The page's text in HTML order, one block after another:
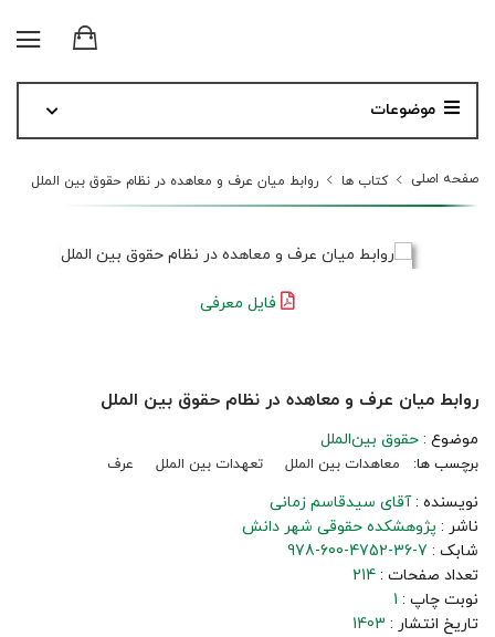
موضوعات
صفحه اصلی کتاب ها روابط میان عرف و معاهده در نظام حقوق بین الملل
فایل معرفی
روابط میان عرف و معاهده در نظام حقوق بین الملل
موضوع : حقوق بین‌الملل
برچسب ها: معاهدات بین الملل تعهدات بین الملل عرف
نویسنده :آقای سیدقاسم زمانی
ناشر : پژوهشکده حقوقی شهر دانش
شابک : 978-600-4752-36-7
تعداد صفحات : 214
نوبت چاپ : 1
تاریخ انتشار : 1403